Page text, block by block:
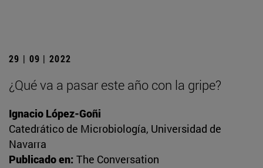
29 | 09 | 2022
¿Qué va a pasar este año con la gripe?
Ignacio López-Goñi
Catedrático de Microbiología, Universidad de
Navarra
Publicado en: The Conversation